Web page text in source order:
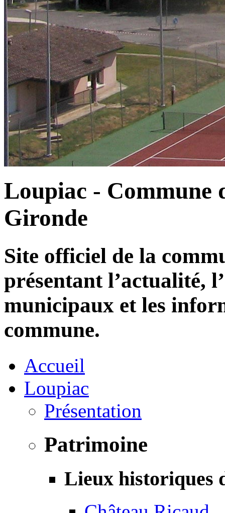
Loupiac - Commune
Gironde
Site officiel de la
présentant l’actualité,
municipaux et les
commune.
Accueil
Loupiac
Présentation
Patrimoine
Lieux historiques